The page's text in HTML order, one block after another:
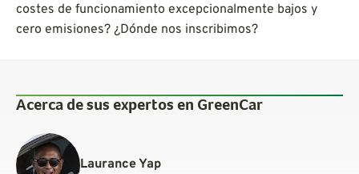
costes de funcionamiento excepcionalmente bajos y
cero emisiones? ¿Dónde nos inscribimos?
Acerca de sus expertos en GreenCar
Laurance Yap